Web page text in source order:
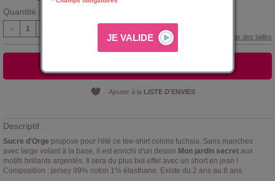
Quantité :
-
Guide des tailles
Ajouter à la LISTE D'ENVIES
Descriptif :
Sucre d'Orge propose pour l'été ce tee-shirt coloris fuchsia. Sans manches
avec large volant à la base, il est enrichi d'un dessin Mon jardin secret aux
motifs brillants argentés. Il sera du plus bel effet avec un short en jean !
Composition : jersey 99% coton 1% élasthane. Existe du 2 ans au 8 ans.